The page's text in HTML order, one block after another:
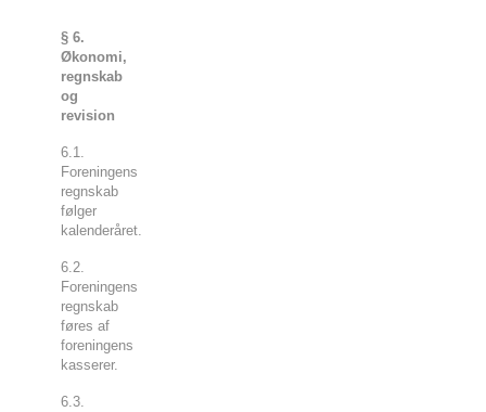
§ 6.
Økonomi,
regnskab
og
revision
6.1.
Foreningens
regnskab
følger
kalenderåret.
6.2.
Foreningens
regnskab
føres af
foreningens
kasserer.
6.3.